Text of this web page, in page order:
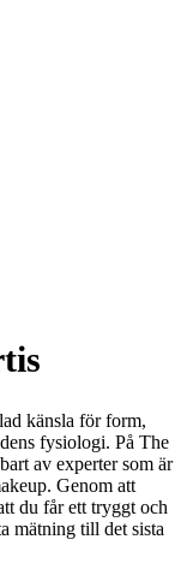
känsla för form,
fysiologi. På The
av experter som är
Genom att
du får ett tryggt och
mätning till det sista